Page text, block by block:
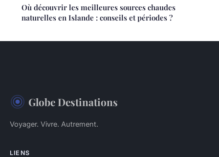
Où découvrir les meilleures sources chaudes
naturelles en Islande : conseils et périodes ?
Globe Destinations
Voyager. Vivre. Autrement.
LIENS